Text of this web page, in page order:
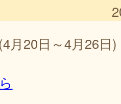
月20日～4月26日)